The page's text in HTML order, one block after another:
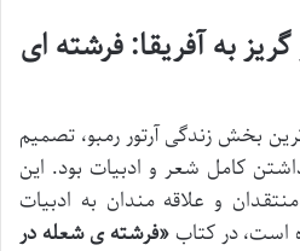
به آفریقا: فرشته ای
بخش زندگی آرتور رمبو، تصمیم
گذاشتن کامل شعر و ادبیات بود. این
و علاقه مندان به ادبیات
است، در کتاب«فرشته ی شعله در